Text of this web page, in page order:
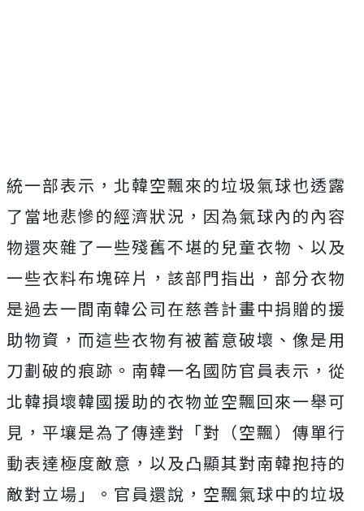
統一部表示， 北韓空飄來的垃圾氣球也透露
了當地悲慘的經濟狀況，因為氣球內的內容
物還夾雜了一些殘舊不堪的兒童衣物、以及
一些衣料布塊碎片，該部門指出， 部分衣物
是過去一間南韓公司在慈善計畫中捐贈的援
助物資，而這些衣物有被蓄意破壞、像是用
刀劃破的痕跡。 南韓一名國防官員表示，從
北韓損壞韓國援助的衣物並空飄回來一舉可
見，平壤是為了傳達對「對（空飄）傳單行
動表達極度敵意，以及凸顯其對南韓抱持的
敵對立場」。 官員還說，空飄氣球中的垃圾